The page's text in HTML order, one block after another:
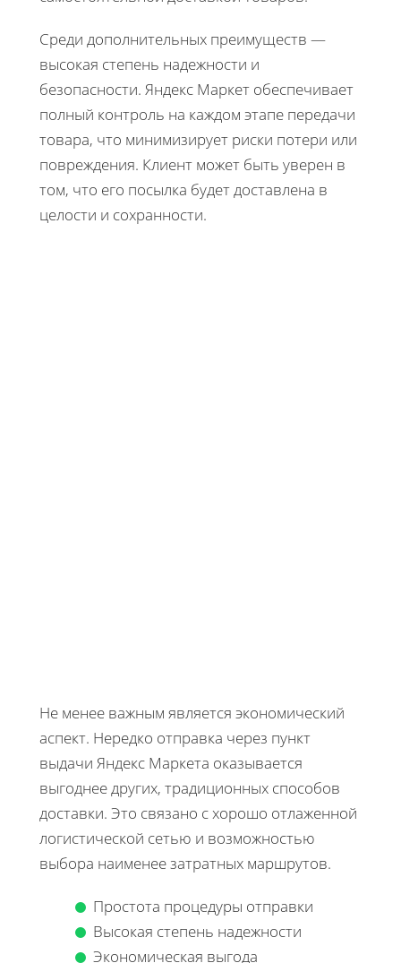
Среди дополнительных преимуществ —
высокая степень надежности и
безопасности. Яндекс Маркет обеспечивает
полный контроль на каждом этапе передачи
товара, что минимизирует риски потери или
повреждения. Клиент может быть уверен в
том, что его посылка будет доставлена в
целости и сохранности.
Не менее важным является экономический
аспект. Нередко отправка через пункт
выдачи Яндекс Маркета оказывается
выгоднее других, традиционных способов
доставки. Это связано с хорошо отлаженной
логистической сетью и возможностью
выбора наименее затратных маршрутов.
Простота процедуры отправки
Высокая степень надежности
Экономическая выгода